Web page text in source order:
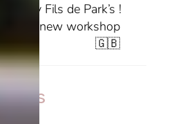
Fils de Park’s !
is my new workshop
🇬🇧